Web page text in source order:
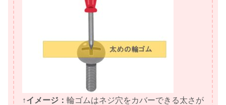
↑イメージ： 輪ゴムはネジ穴をカバーできる太さが